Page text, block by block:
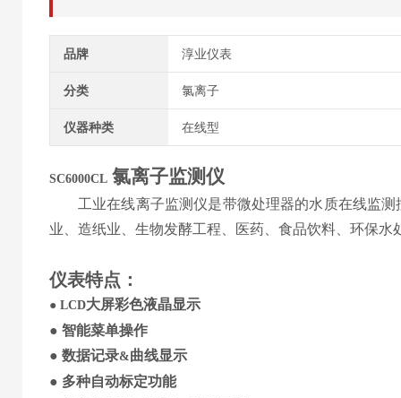
品牌 淳业仪表
分类 氯离子
仪器种类 在线型
SC6000CL 氯离子监测仪
工业在线离子监测仪是带微处理器的水质在线监
业、造纸业、生物发酵工程、医药、食品饮料、环保水
仪表特点 ：
● LCD大屏彩色液晶显示
● 智能菜单操作
● 数据记录&曲线显示
● 多种自动标定功能